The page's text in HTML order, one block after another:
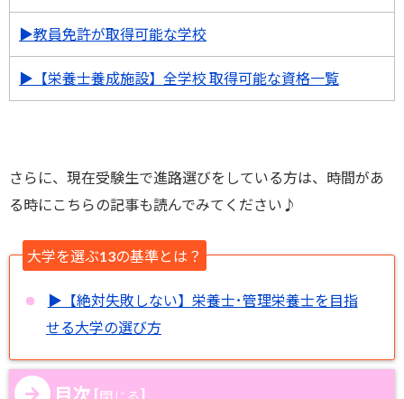
▶︎教員免許が取得可能な学校
▶︎【栄養士養成施設】全学校 取得可能な資格一覧
さらに、現在受験生で進路選びをしている方は、時間があ
る時にこちらの記事も読んでみてください♪
大学を選ぶ13の基準とは？
▶︎【絶対失敗しない】栄養士･管理栄養士を目指
せる大学の選び方
目次